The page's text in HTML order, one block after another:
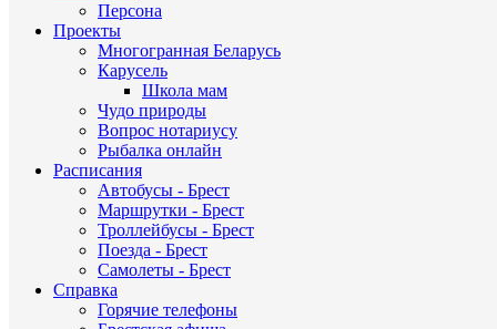
Персона
Проекты
Многогранная Беларусь
Карусель
Школа мам
Чудо природы
Вопрос нотариусу
Рыбалка онлайн
Расписания
Автобусы - Брест
Маршрутки - Брест
Троллейбусы - Брест
Поезда - Брест
Самолеты - Брест
Справка
Горячие телефоны